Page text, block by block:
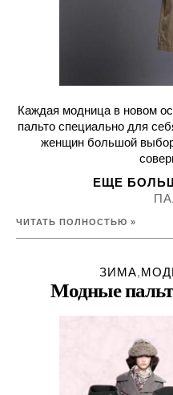
Каждая модница в новом
пальто специально для
женщин большой
ЕЩЕ
ЧИТАТЬ ПОЛНОСТЬЮ »
ЗИМА,
Модные